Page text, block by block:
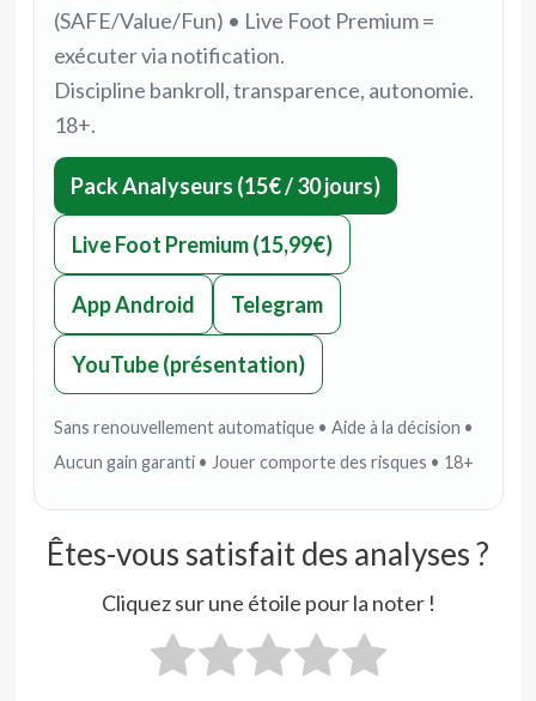
(SAFE/Value/Fun) • Live Foot Premium =
exécuter via notification.
Discipline bankroll, transparence, autonomie.
18+.
Pack Analyseurs (15€ / 30 jours)
Live Foot Premium (15,99€)
App Android Telegram
YouTube (présentation)
Sans renouvellement automatique • Aide à la décision •
Aucun gain garanti • Jouer comporte des risques • 18+
Êtes-vous satisfait des analyses ?
Cliquez sur une étoile pour la noter !